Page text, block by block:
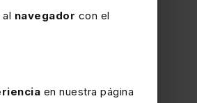
navegador con el
en nuestra página